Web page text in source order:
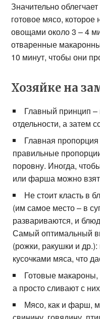
Значительно
готовое мясо,
овощами около 3 – 4
отваренные
10 минут, чтобы они
Хозяйке на
Главный принцип –
отдельности, а затем
Главная
правильные
поровну. Иногда,
или фарша можно
Не стоит класть в
(им самое место – в
развариваются, и
Самый оптимальный
(рожки, ракушки и др.):
кусочками мяса, что
Готовые
а просто сливают с
Мясо, как и фарш,